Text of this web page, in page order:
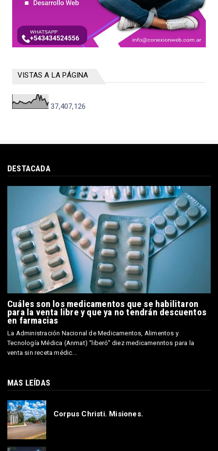
VISTAS A LA PÁGINA
37,407,126
DESTACADA
Cuáles son los medicamentos que se habilitaron
para la venta libre y que ya no tendrán descuentos
en farmacias
La Administración Nacional de Medicamentos, Alimentos y
Tecnología Médica (Anmat) “liberó” diez medicamenntos para la
venta sin receta médic...
MAS LEÍDAS
Corpus Christi. Misiones.